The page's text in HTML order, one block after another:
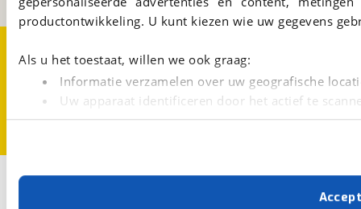
productontwikkeling. U kunt kiezen wie uw gegevens
Als u het toestaat, willen we ook graag:
Informatie verzamelen over uw geografische
Uw apparaat identificeren door het actief te
Lees meer over hoe uw persoonlijke gegevens worden
Met cookies en vergelijkbare technieken zorgen we
cookies zorgen ervoor dat de website goed werkt.
CookievoorkeurenVacatures